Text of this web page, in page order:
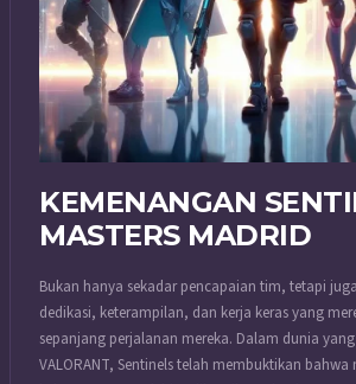
KEMENANGAN
MASTERS MADRID
Bukan hanya sekadar pencapaian tim, tetapi
dedikasi, keterampilan, dan kerja keras yang
sepanjang perjalanan mereka. Dalam dunia
VALORANT, Sentinels telah membuktikan bahwa